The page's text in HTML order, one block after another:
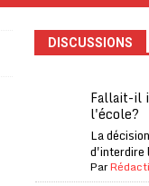
A LA UNE
avait envoyé à un
A LA UNE
DISCUSSIONS
Fallait-il
l'école?
La
d'interdire
Par